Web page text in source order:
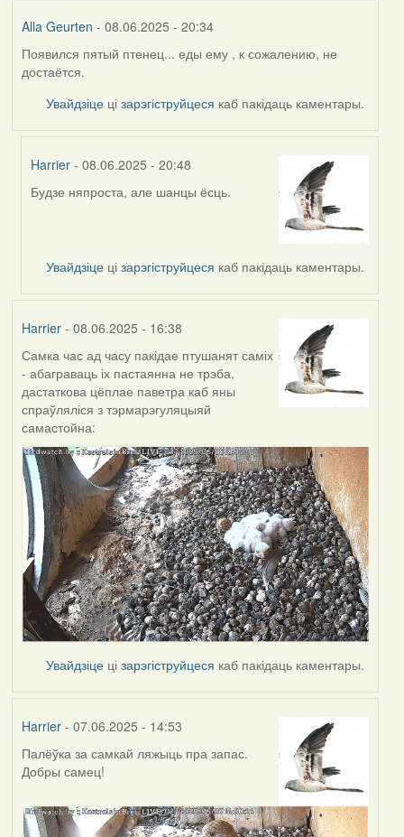
Alla Geurten - 08.06.2025 - 20:34
Появился пятый птенец... еды ему , к сожалению, не
достаётся.
Увайдзіце цізарэгіструйцеся каб пакідаць каментары.
Harrier - 08.06.2025 - 20:48
In
Alla
Geurten
Будзе няпроста, але шанцы ёсць.
Увайдзіце цізарэгіструйцеся каб пакідаць каментары.
Harrier- 08.06.2025 - 16:38
Самка час ад часу пакідае птушанят саміх
- абаграваць іх пастаянна не трэба,
дастаткова цёплае паветра каб яны
спраўляліся з тэрмарэгуляцыяй
самастойна:
Увайдзіце цізарэгіструйцеся каб пакідаць каментары.
Harrier- 07.06.2025 - 14:53
Палёўка за самкай ляжыць пра запас.
Добры самец!